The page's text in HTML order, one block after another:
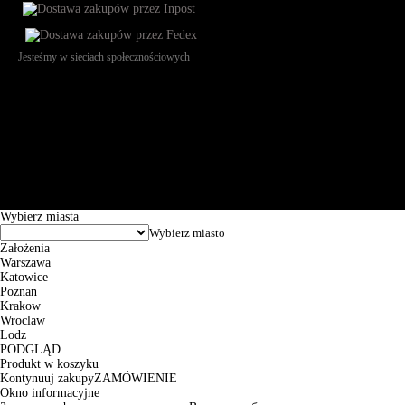
Jesteśmy w sieciach społecznościowych
Wybierz miasta
Założenia
Warszawa
Katowice
Poznan
Krakow
Wroclaw
Lodz
PODGLĄD
Produkt w koszyku
Kontynuuj zakupyZAMÓWIENIE
Okno informacyjne